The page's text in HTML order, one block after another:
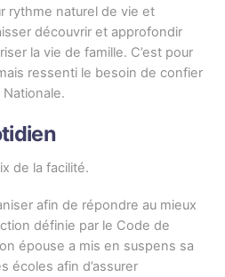
rythme naturel de vie et
découvrir et approfondir
la vie de famille. C’est pour
ressenti le besoin de confier
Nationale.
de la facilité.
afin de répondre au mieux
définie par le Code de
épouse a mis en suspens sa
écoles afin d’assurer